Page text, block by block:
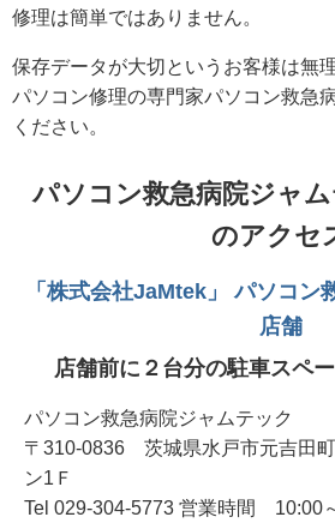
修理は簡単ではありません。
保存データが大切というお客様は無
パソコン修理の専門家パソコン救急
ください。
パソコン救急病院ジャ
のアクセ
「株式会社JaMtek」 パソコン
店舗
店舗前に２台分の駐車スペ
パソコン救急病院ジャムテック
〒310-0836 茨城県水戸市元吉田
ン1Ｆ
Tel 029-304-5773 営業時間 10:00